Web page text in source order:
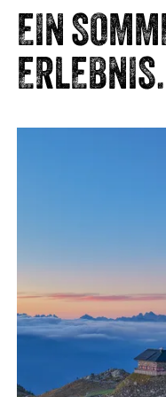
HAUSBERG
Dauer
EIN
ERLEBNIS.